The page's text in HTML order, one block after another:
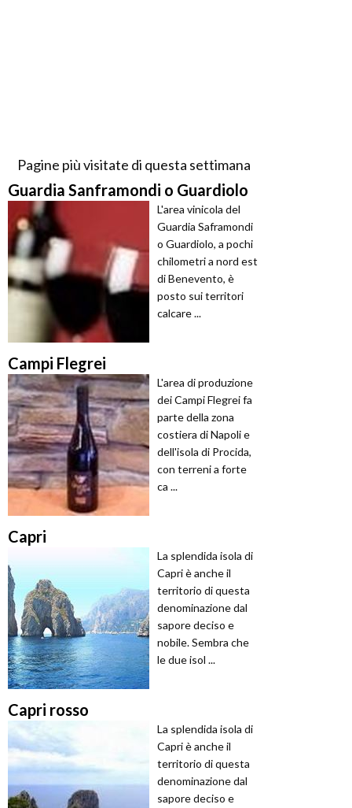
Pagine più visitate di questa settimana
Guardia Sanframondi o Guardiolo
L'area vinicola del
Guardia Saframondi
o Guardiolo, a pochi
chilometri a nord est
di Benevento, è
posto sui territori
calcare ...
Campi Flegrei
L'area di produzione
dei Campi Flegrei fa
parte della zona
costiera di Napoli e
dell'isola di Procida,
con terreni a forte
ca ...
Capri
La splendida isola di
Capri è anche il
territorio di questa
denominazione dal
sapore deciso e
nobile. Sembra che
le due isol ...
Capri rosso
La splendida isola di
Capri è anche il
territorio di questa
denominazione dal
sapore deciso e